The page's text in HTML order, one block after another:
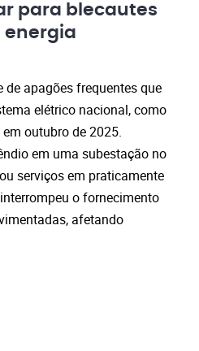
para blecautes
energia
de apagões frequentes que
elétrico nacional, como
outubro de 2025.
em uma subestação no
serviços em praticamente
o fornecimento
afetando